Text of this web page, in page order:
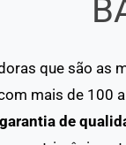
que são as
mais de 100
garantia de